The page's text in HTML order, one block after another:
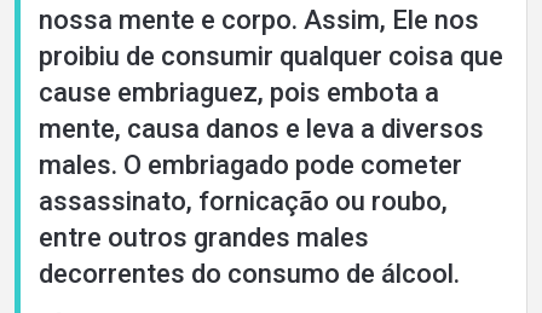
Languages
nossa mente e corpo. Assim, Ele nos
proibiu de consumir qualquer coisa que
cause embriaguez, pois embota a
mente, causa danos e leva a diversos
males. O embriagado pode cometer
assassinato, fornicação ou roubo,
entre outros grandes males
decorrentes do consumo de álcool.